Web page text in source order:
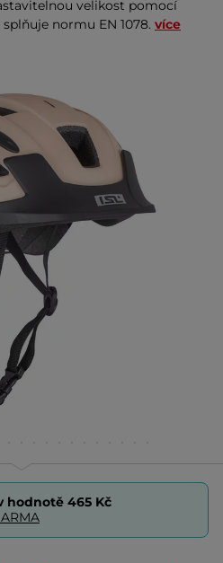
velikost pomocí
normu EN 1078. více
hodnotě 465 Kč